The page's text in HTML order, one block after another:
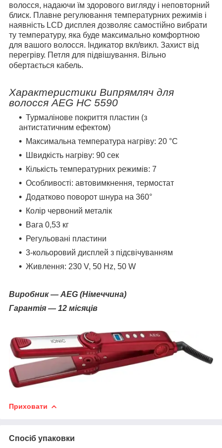
волосся, надаючи їм здорового вигляду і неповторний
блиск. Плавне регулювання температурних режимів і
наявність LCD дисплея дозволяє самостійно вибрати
ту температуру, яка буде максимально комфортною
для вашого волосся. Індикатор вкл/викл. Захист від
перегріву. Петля для підвішування. Вільно
обертається кабель.
Характеристики Випрямляч для
волосся AEG HC 5590
Турмалінове покриття пластин (з
антистатичним ефектом)
Максимальна температура нагріву: 20 °C
Швидкість нагріву: 90 сек
Кількість температурних режимів: 7
Особливості: автовимкнення, термостат
Додатково поворот шнура на 360°
Колір червоний металік
Вага 0,53 кг
Регульовані пластини
3-кольоровий дисплей з підсвічуванням
Живлення: 230 V, 50 Hz, 50 W
Виробник ― AEG (Німеччина)
Гарантія ― 12 місяців
Приховати
Спосіб упаковки